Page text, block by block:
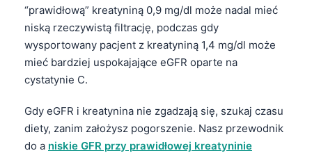
“prawidłową” kreatyniną 0,9 mg/dl może nadal mieć
niską rzeczywistą filtrację, podczas gdy
wysportowany pacjent z kreatyniną 1,4 mg/dl może
mieć bardziej uspokajające eGFR oparte na
cystatynie C.
Gdy eGFR i kreatynina nie zgadzają się, szukaj czasu
diety, zanim założysz pogorszenie. Nasz przewodnik
do a niskie GFR przy prawidłowej kreatyninie